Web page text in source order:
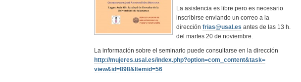
La asistencia es libre pero es necesario
inscribirse enviando un correo a la
dirección frias@usal.es antes de las 13 h.
del martes 20 de noviembre.
La información sobre el seminario puede consultarse en la dirección
http://mujeres.usal.es/index.php?option=com_content&task=
view&id=898&Itemid=56